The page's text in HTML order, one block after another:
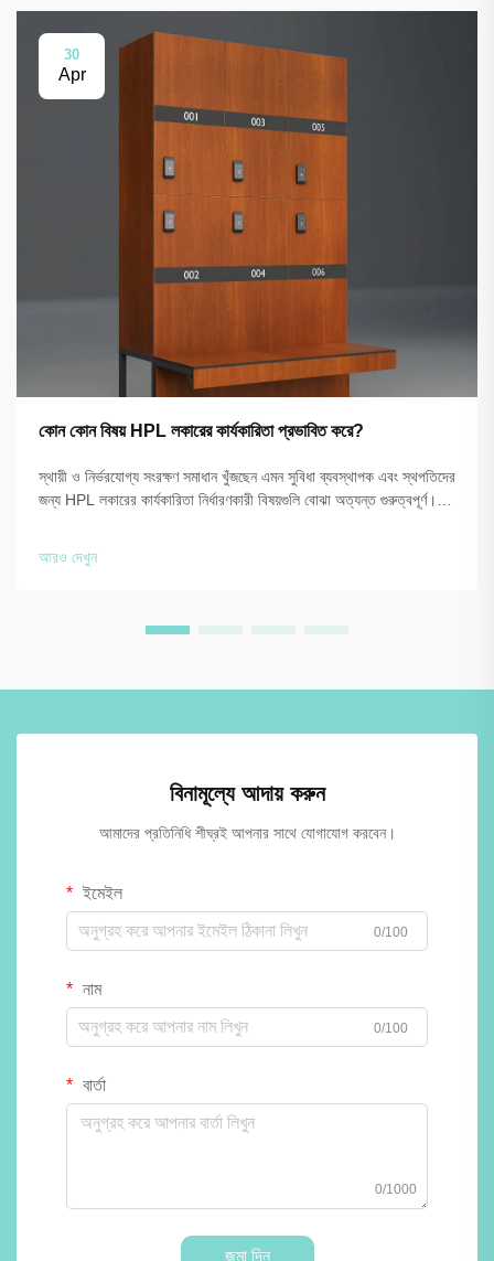
30
Apr
কোন কোন বিষয় HPL লকারের কার্যকারিতা প্রভাবিত করে?
স্থায়ী ও নির্ভরযোগ্য সংরক্ষণ সমাধান খুঁজছেন এমন সুবিধা ব্যবস্থাপক এবং স্থপতিদের
জন্য HPL লকারের কার্যকারিতা নির্ধারণকারী বিষয়গুলি বোঝা অত্যন্ত গুরুত্বপূর্ণ।
আরও দেখুন
বিনামূল্যে আদায় করুন
আমাদের প্রতিনিধি শীঘ্রই আপনার সাথে যোগাযোগ করবেন।
ইমেইল
0/100
নাম
0/100
বার্তা
0/1000
জমা দিন